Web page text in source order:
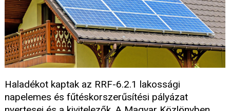
Haladékot kaptak az RRF-6.2.1 lakossági
napelemes és fűtéskorszerűsítési pályázat